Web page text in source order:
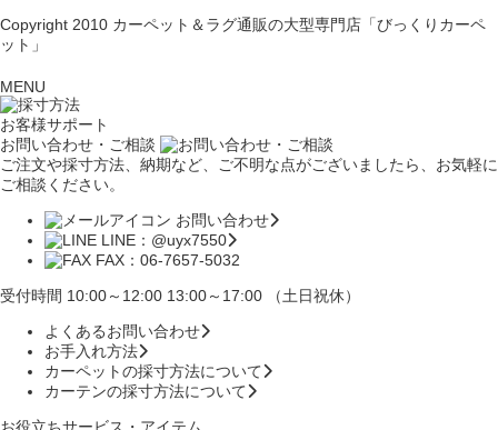
Copyright 2010 カーペット＆ラグ通販の大型専門店「びっくりカーペ
ット」
MENU
お客様サポート
お問い合わせ・ご相談
ご注文や採寸方法、納期など、ご不明な点がございましたら、お気軽に
ご相談ください。
お問い合わせ
LINE：@uyx7550
FAX：06-7657-5032
受付時間 10:00～12:00 13:00～17:00 （土日祝休）
よくあるお問い合わせ
お手入れ方法
カーペットの採寸方法について
カーテンの採寸方法について